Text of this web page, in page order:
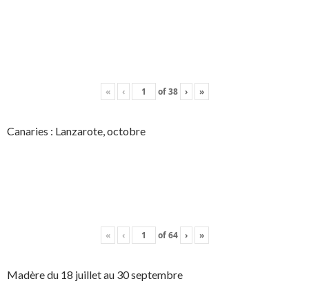
« ‹ of38 › »
Canaries : Lanzarote, octobre
« ‹ of64 › »
Madère du 18 juillet au 30 septembre